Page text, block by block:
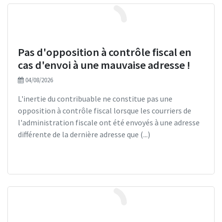
Paie
Foire aux questions
Les juges ont dit
L'actu en vidéo
Les indicateurs
Foire aux questions
L'actu en vidéo
Les juges ont dit
Les indicateurs
Foire aux questions
L'actu en vidéo
Faire le point
Les juges ont dit
Les indicateurs
Foire aux questions
L'actu en vidéo
Les dernières actualités
Faire le point
Boîte à outils
Les juges ont dit
WebTV
Échéanciers
Les indicateurs
Pas d'opposition à contrôle fiscal en
cas d'envoi à une mauvaise adresse !
04/08/2026
L'inertie du contribuable ne constitue pas une
opposition à contrôle fiscal lorsque les courriers de
l'administration fiscale ont été envoyés à une adresse
différente de la dernière adresse que (...)